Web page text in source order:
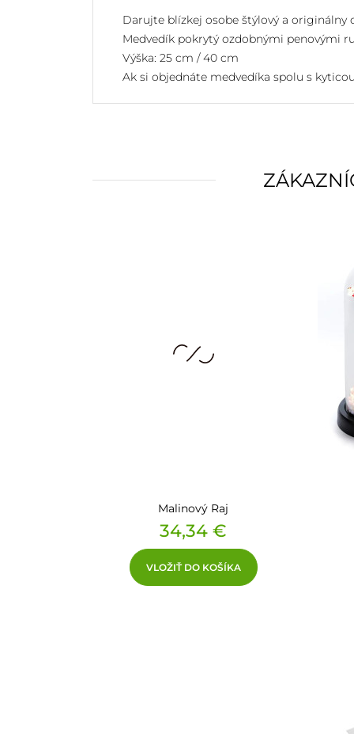
Darujte blízkej osobe štýlový a originálny
Medvedík pokrytý ozdobnými penovými
Výška: 25 cm / 40 cm
Ak si objednáte medvedíka spolu s
Malinový Raj
Cena
34,34 €
VLOŽIŤ DO KOŠÍKA